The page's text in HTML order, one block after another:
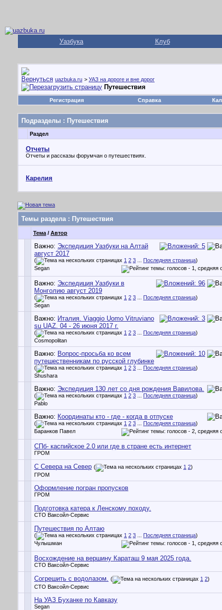
Уазбука Клуб
uazbuka.ru > УАЗ на дороге и вне дорог
Путешествия
Регистрация Справка
Подразделы : Путешествия
Раздел
Отчеты
Отчеты и рассказы форумчан о путешествиях.
Карелия
Темы раздела: Путешествия
Тема / Автор
Важно: Экспедиция Уазбуки на Алтай
август 2017
( 1 2 3 Последняя страница)
Segan
Важно: Экспедиция Уазбуки в
Монголию август 2019
( 1 2 3 Последняя страница)
Segan
Важно: Италия. Viaggio Uomo Vitruviano
su UAZ. 04 - 26 июня 2017 г.
( 1 2 3 Последняя страница)
Cosmopolitan
Важно: Вопрос-просьба ко всем
путешественникам по русской глубинке
( 1 2 3 Последняя страница)
Shushara
Важно: Экспедиция 130 лет со дня рождения Вавилова.
( 1 2 3 Последняя страница)
Pablo
Важно: Координаты кто - где - когда в отпуске
( 1 2 3 Последняя страница)
Баранков Павел
СПб- каспийское 2.0 или где в стране есть интернет
ГРОМ
С Севера на Север ( 1 2)
ГРОМ
Оформление погран пропусков
ГРОМ
Подготовка катера к Ленскому походу.
СТО Ваксойл-Сервис
Путешествия по Алтаю
( 1 2 3 Последняя страница)
Чулышман
Восхождение на вершину Караташ 9 мая 2025 года.
СТО Ваксойл-Сервис
Согрешить с водолазом. ( 1 2)
СТО Ваксойл-Сервис
На УАЗ Буханке по Кавказу
Segan